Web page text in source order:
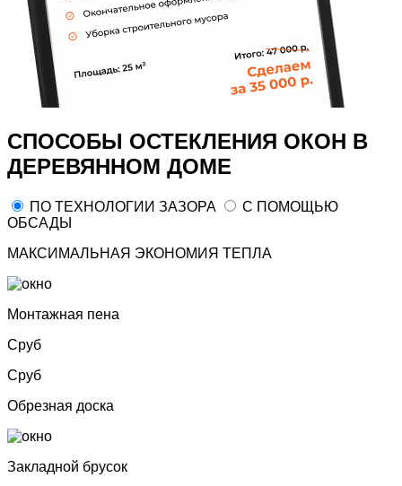
СПОСОБЫ ОСТЕКЛЕНИЯ ОКОН В
ДЕРЕВЯННОМ ДОМЕ
ПО ТЕХНОЛОГИИ ЗАЗОРА
С ПОМОЩЬЮ
ОБСАДЫ
МАКСИМАЛЬНАЯ ЭКОНОМИЯ ТЕПЛА
Монтажная пена
Сруб
Сруб
Обрезная доска
Закладной брусок